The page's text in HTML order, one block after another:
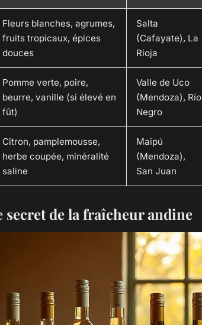
Fleurs blanches, agrumes,
fruits tropicaux, épices
douces
Salta
(Cafayate), La
Rioja
Pomme verte, poire,
beurre, vanille (si élevé en
fût)
Valle de Uco
(Mendoza), Río
Negro
Citron, pamplemousse,
herbe coupée, minéralité
saline
Maipú
(Mendoza),
San Juan
secret de la fraîcheur andine